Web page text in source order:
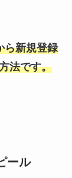
ら新規登録
法です。
ール